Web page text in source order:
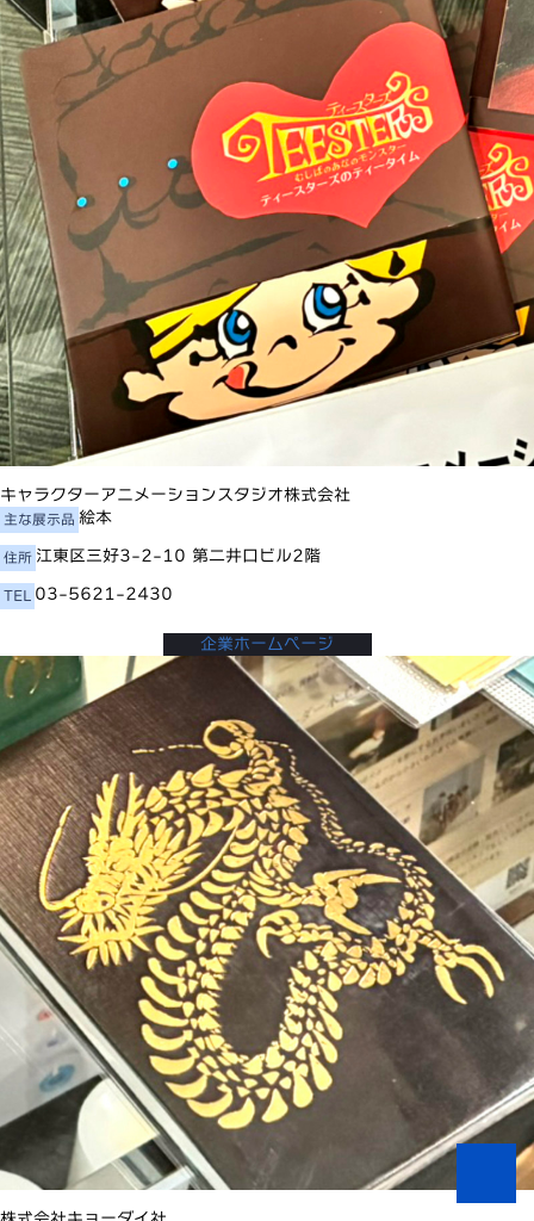
キャラクターアニメーションスタジオ株式会社
主な展示品 絵本
住所 江東区三好3-2-10 第二井口ビル2階
TEL 03-5621-2430
企業ホームページ